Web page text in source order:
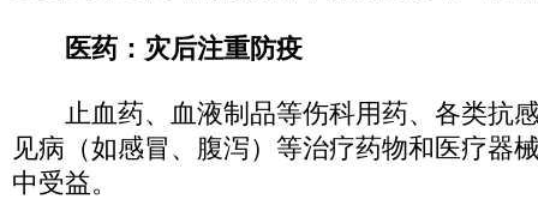
医药：灾后注重防疫
止血药、血液制品等伤科用药、各类抗
见病（如感冒、腹泻）等治疗药物和医疗器
中受益。